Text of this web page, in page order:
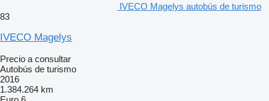
IVECO Magelys autobús de turismo
83
IVECO Magelys
Precio a consultar
Autobús de turismo
2016
1.384.264 km